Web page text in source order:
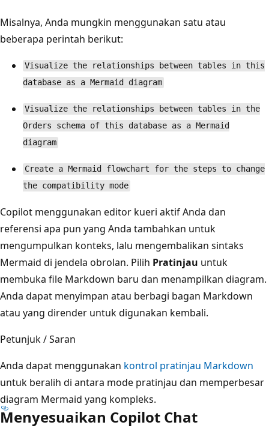
Misalnya, Anda mungkin menggunakan satu atau
beberapa perintah berikut:
Visualize the relationships between tables in this
database as a Mermaid diagram
Visualize the relationships between tables in the
Orders schema of this database as a Mermaid
diagram
Create a Mermaid flowchart for the steps to change
the compatibility mode
Copilot menggunakan editor kueri aktif Anda dan
referensi apa pun yang Anda tambahkan untuk
mengumpulkan konteks, lalu mengembalikan sintaks
Mermaid di jendela obrolan. Pilih Pratinjau untuk
membuka file Markdown baru dan menampilkan diagram.
Anda dapat menyimpan atau berbagi bagan Markdown
atau yang dirender untuk digunakan kembali.
Petunjuk / Saran
Anda dapat menggunakan kontrol pratinjau Markdown
untuk beralih di antara mode pratinjau dan memperbesar
diagram Mermaid yang kompleks.
Menyesuaikan Copilot Chat